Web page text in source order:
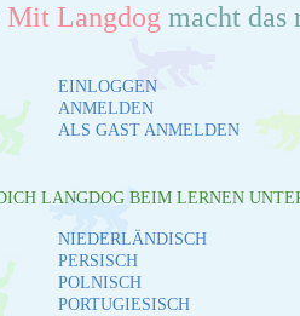
Mit Langdog macht das
EINLOGGEN
ANMELDEN
ALS GAST ANMELDEN
LANGDOG BEIM LERNEN
NIEDERLÄNDISCH
PERSISCH
POLNISCH
PORTUGIESISCH